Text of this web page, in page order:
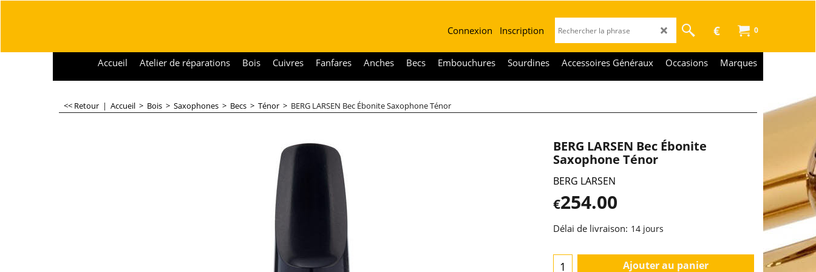
0
€
Connexion Inscription
Accueil Atelier de réparations Bois Cuivres Fanfares Anches Becs Embouchures Sourdines Accessoires Généraux Occasions Marques
<< Retour | Accueil > Bois > Saxophones > Becs > Ténor > BERG LARSEN Bec Ébonite Saxophone Ténor
BERG LARSEN Bec Ébonite
Saxophone Ténor
BERG LARSEN
€254.00
Délai de livraison: 14 jours
Ajouter au panier